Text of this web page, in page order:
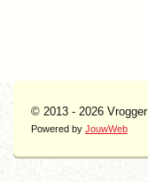
© 2013 - 2026 Vrogger
Powered by JouwWeb